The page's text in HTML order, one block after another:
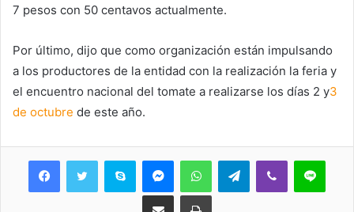
7 pesos con 50 centavos actualmente.
Por último, dijo que como organización están impulsando
a los productores de la entidad con la realización la feria y
el encuentro nacional del tomate a realizarse los días 2 y3
de octubre de este año.
Skype MessengerWhatsAppTelegramViber Line
Share via Email Print